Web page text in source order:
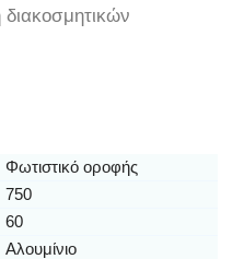
Φωτιστικό οροφής
750
60
Αλουμίνιο